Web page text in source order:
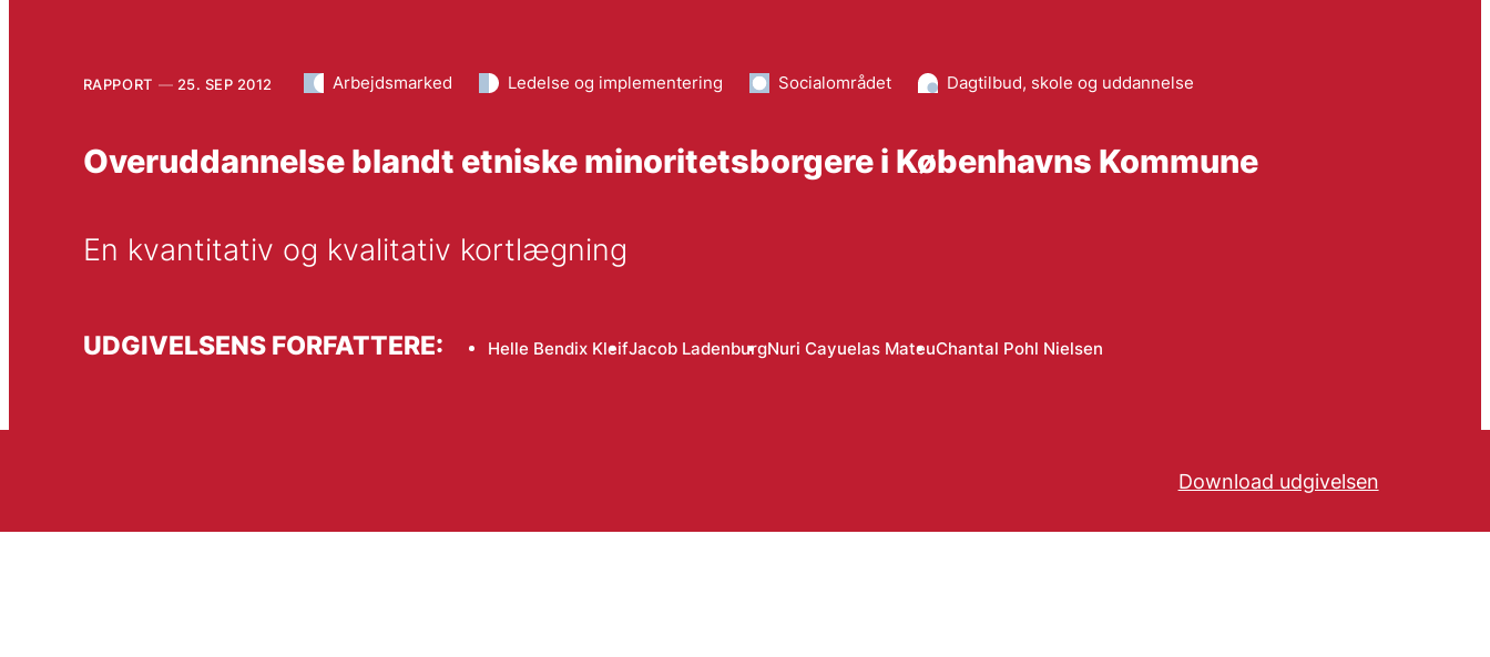
RAPPORT 25. SEP 2012 Arbejdsmarked Ledelse og implementering Socialområdet Dagtilbud, skole og uddannelse
Overuddannelse blandt etniske minoritetsborgere i Københavns Kommune
En kvantitativ og kvalitativ kortlægning
UDGIVELSENS FORFATTERE: Helle Bendix KleifJacob LadenburgNuri Cayuelas MateuChantal Pohl Nielsen
Download udgivelsen